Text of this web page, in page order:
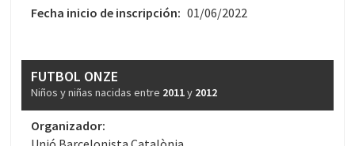
Fecha inicio de inscripción: 01/06/2022
FUTBOL ONZE
Niños y niñas nacidas entre 2011y 2012
Organizador: